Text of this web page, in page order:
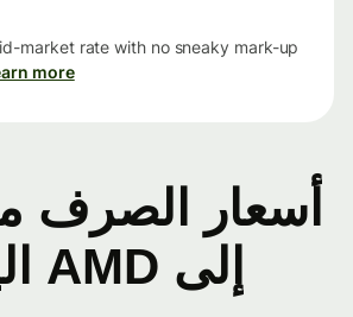
market rate with no sneaky mark-up
Learn more
إلى AMD اليوم